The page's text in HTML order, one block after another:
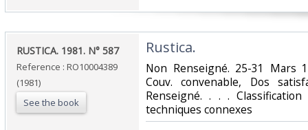
‎RUSTICA. 1981. N° 587‎
Reference : RO10004389
(1981)
See the book
‎Rustica.‎
‎Non Renseigné. 25-31 Mars
Couv. convenable, Dos
Renseigné. . . .
techniques connexes‎